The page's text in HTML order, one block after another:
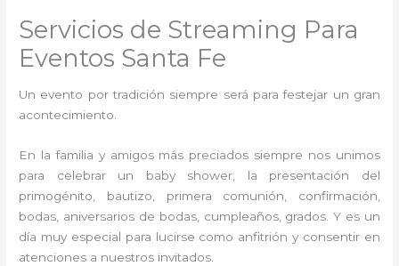
Servicios de Streaming Para
Eventos Santa Fe
Un evento por tradición siempre será para festejar un gran
acontecimiento.
En la familia y amigos más preciados siempre nos unimos
para celebrar un baby shower, la presentación del
primogénito, bautizo, primera comunión, confirmación,
bodas, aniversarios de bodas, cumpleaños, grados. Y es un
día muy especial para lucirse como anfitrión y consentir en
atenciones a nuestros invitados.